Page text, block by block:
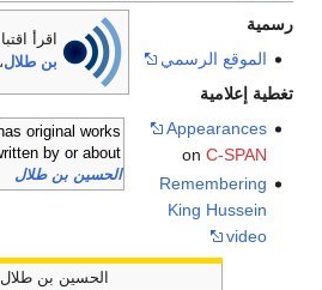
اقرأ
بن طلال
original works
by or about:
الحسين بن طلال
رسمية
الموقع الرسمي
تغطية إعلامية
Appearances
on C-SPAN
Remembering
King Hussein
video
الحسين بن طلال